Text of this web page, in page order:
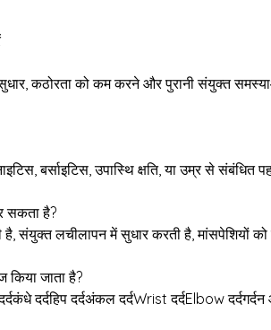
सुधार, कठोरता को कम करने और पुरानी संयुक्त
बर्साइटिस, उपास्थि क्षति, या उम्र से
सकता है?
संयुक्त लचीलापन में सुधार करती है, मांसपेशियों
किया जाता है?
दर्दहिप दर्दअंकल दर्दWrist दर्दElbow